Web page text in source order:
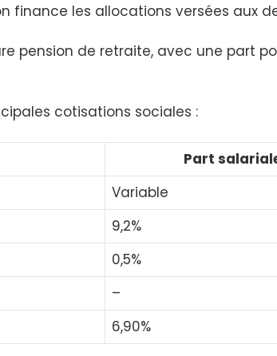
finance les allocations versées aux
pension de retraite, avec une part
cotisations sociales :
Part
Variable
9,2%
0,5%
–
6,90%